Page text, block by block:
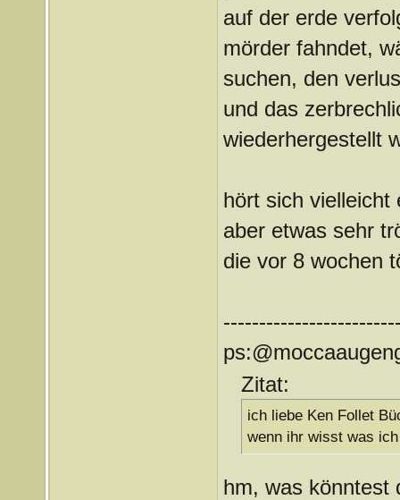
auf der erde
mörder fahndet,
suchen, den
und das
wiederhergestellt
hört sich vielleicht
aber etwas sehr
die vor 8 wochen
Zitat:
ich liebe Ken Follet
wenn ihr wisst was
hm, was könntest